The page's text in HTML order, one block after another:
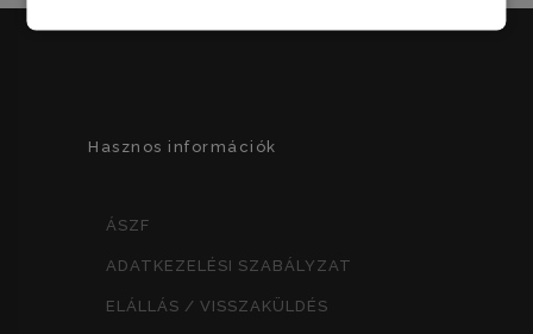
Hasznos információk
ÁSZF
ADATKEZELÉSI SZABÁLYZAT
ELÁLLÁS / VISSZAKÜLDÉS